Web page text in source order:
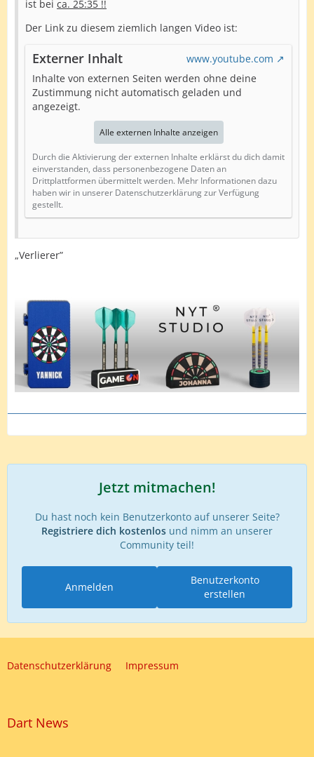
ist bei ca. 25:35 !!
Der Link zu diesem ziemlich langen Video ist:
Externer Inhalt
www.youtube.com
Inhalte von externen Seiten werden ohne deine
Zustimmung nicht automatisch geladen und
angezeigt.
Alle externen Inhalte anzeigen
Durch die Aktivierung der externen Inhalte erklärst du dich damit
einverstanden, dass personenbezogene Daten an
Drittplattformen übermittelt werden. Mehr Informationen dazu
haben wir in unserer Datenschutzerklärung zur Verfügung
gestellt.
„Verlierer”
Jetzt mitmachen!
Du hast noch kein Benutzerkonto auf unserer Seite?
Registriere dich kostenlos und nimm an unserer
Community teil!
Benutzerkonto
erstellen
Anmelden
Datenschutzerklärung Impressum
Dart News